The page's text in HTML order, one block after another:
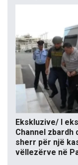
Ekskluzive/ I
Channel zbardh
sherr për një
vëllezërve në